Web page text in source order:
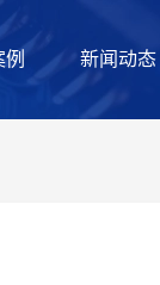
例 新闻动态